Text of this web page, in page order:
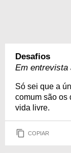
Desafios
Em entrevista
Só sei que a
comum são os
vida livre.
COPIAR